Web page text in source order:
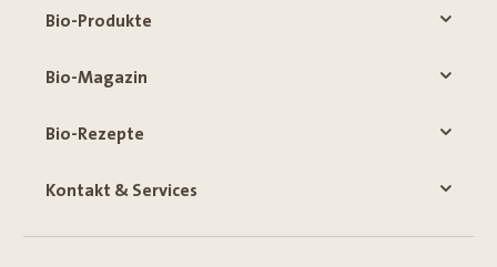
Bio-Produkte
Bio-Magazin
Bio-Rezepte
Kontakt & Services